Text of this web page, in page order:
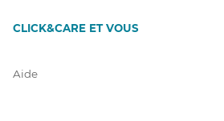
CLICK&CARE ET VOUS
Aide